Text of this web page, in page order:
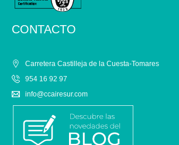
CONTACTO
Carretera Castilleja de la Cuesta-Tomares
954 16 92 97
info@ccairesur.com